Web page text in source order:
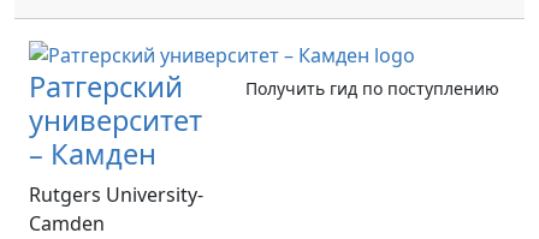
Ратгерский
университет
– Камден
Rutgers University-
Camden
Получить гид по поступлению